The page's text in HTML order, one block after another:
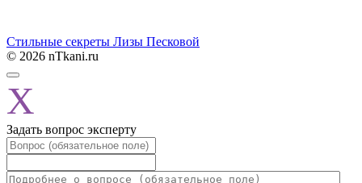
Стильные секреты Лизы Песковой
© 2026 nTkani.ru
X
Задать вопрос эксперту